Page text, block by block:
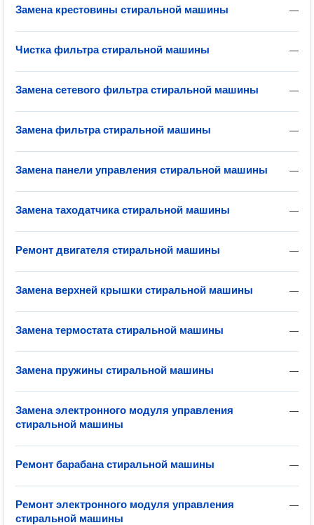
—
Замена крестовины стиральной машины
—
Чистка фильтра стиральной машины
—
Замена сетевого фильтра стиральной машины
—
Замена фильтра стиральной машины
—
Замена панели управления стиральной машины
—
Замена таходатчика стиральной машины
—
Ремонт двигателя стиральной машины
—
Замена верхней крышки стиральной машины
—
Замена термостата стиральной машины
—
Замена пружины стиральной машины
—
Замена электронного модуля управления
стиральной машины
—
Ремонт барабана стиральной машины
—
Ремонт электронного модуля управления
стиральной машины